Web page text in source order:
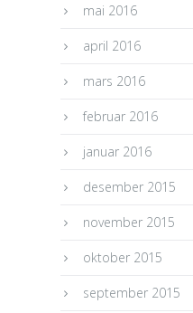
mai 2016
april 2016
mars 2016
februar 2016
januar 2016
desember 2015
november 2015
oktober 2015
september 2015